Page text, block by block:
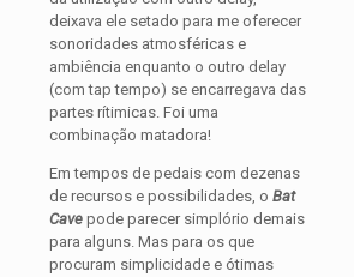
deixava ele setado para me oferecer
sonoridades atmosféricas e
ambiência enquanto o outro delay
(com tap tempo) se encarregava das
partes rítimicas. Foi uma
combinação matadora!
Em tempos de pedais com dezenas
de recursos e possibilidades, o Bat
Cave pode parecer simplório demais
para alguns. Mas para os que
procuram simplicidade e ótimas